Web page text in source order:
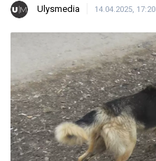
Ulysmedia 14.04.2025, 17:20